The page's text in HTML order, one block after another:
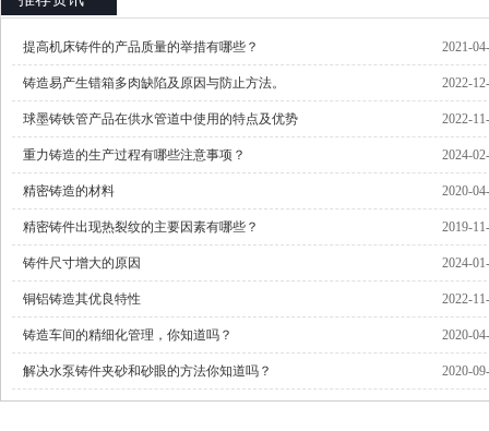
2021-
提高机床铸件的产品质量的举措有哪些？
2022-
铸造易产生错箱多肉缺陷及原因与防止方法。
2022-
球墨铸铁管产品在供水管道中使用的特点及优势
2024-
重力铸造的生产过程有哪些注意事项？
2020-
精密铸造的材料
2019-
精密铸件出现热裂纹的主要因素有哪些？
2024-
铸件尺寸增大的原因
2022-
铜铝铸造其优良特性
2020-
铸造车间的精细化管理，你知道吗？
2020-
解决水泵铸件夹砂和砂眼的方法你知道吗？